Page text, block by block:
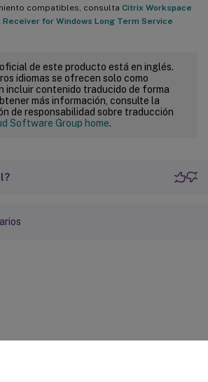
compatibles, consulta Citrix Workspace
Receiver for Windows Long Term Service
de este producto está en inglés.
idiomas se ofrecen solo como
incluir contenido traducido de forma
más información, consulte la
de responsabilidad sobre traducción
Software Group home.